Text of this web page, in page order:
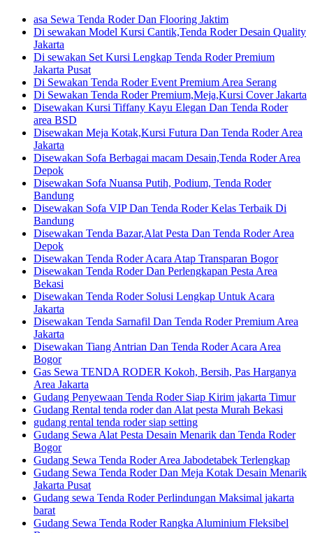
asa Sewa Tenda Roder Dan Flooring Jaktim
Di sewakan Model Kursi Cantik,Tenda Roder Desain Quality
Jakarta
Di sewakan Set Kursi Lengkap Tenda Roder Premium
Jakarta Pusat
Di Sewakan Tenda Roder Event Premium Area Serang
Di Sewakan Tenda Roder Premium,Meja,Kursi Cover Jakarta
Disewakan Kursi Tiffany Kayu Elegan Dan Tenda Roder
area BSD
Disewakan Meja Kotak,Kursi Futura Dan Tenda Roder Area
Jakarta
Disewakan Sofa Berbagai macam Desain,Tenda Roder Area
Depok
Disewakan Sofa Nuansa Putih, Podium, Tenda Roder
Bandung
Disewakan Sofa VIP Dan Tenda Roder Kelas Terbaik Di
Bandung
Disewakan Tenda Bazar,Alat Pesta Dan Tenda Roder Area
Depok
Disewakan Tenda Roder Acara Atap Transparan Bogor
Disewakan Tenda Roder Dan Perlengkapan Pesta Area
Bekasi
Disewakan Tenda Roder Solusi Lengkap Untuk Acara
Jakarta
Disewakan Tenda Sarnafil Dan Tenda Roder Premium Area
Jakarta
Disewakan Tiang Antrian Dan Tenda Roder Acara Area
Bogor
Gas Sewa TENDA RODER Kokoh, Bersih, Pas Harganya
Area Jakarta
Gudang Penyewaan Tenda Roder Siap Kirim jakarta Timur
Gudang Rental tenda roder dan Alat pesta Murah Bekasi
gudang rental tenda roder siap setting
Gudang Sewa Alat Pesta Desain Menarik dan Tenda Roder
Bogor
Gudang Sewa Tenda Roder Area Jabodetabek Terlengkap
Gudang Sewa Tenda Roder Dan Meja Kotak Desain Menarik
Jakarta Pusat
Gudang sewa Tenda Roder Perlindungan Maksimal jakarta
barat
Gudang Sewa Tenda Roder Rangka Aluminium Fleksibel